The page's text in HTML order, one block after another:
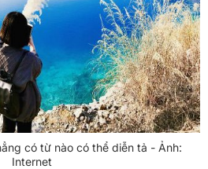
có từ nào có thể diễn tả - Ảnh:
Internet